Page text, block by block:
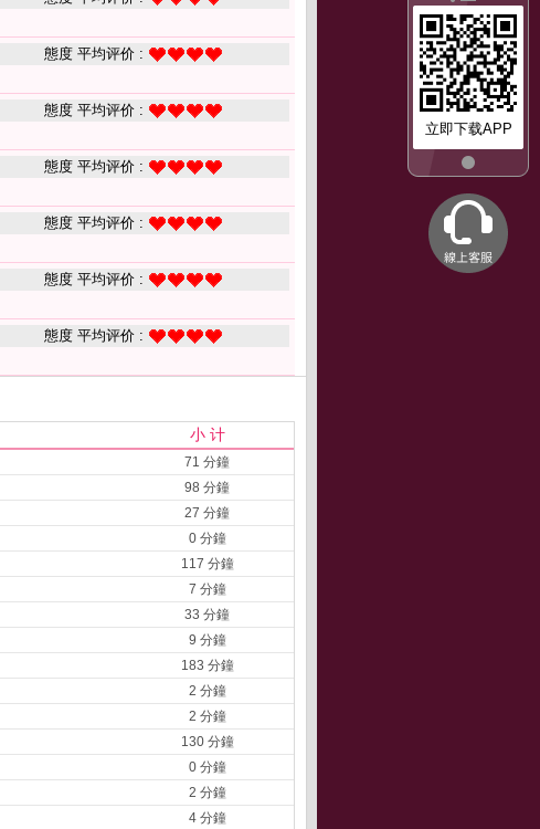
立即下载APP
態度 平均评价 :
態度 平均评价 :
態度 平均评价 :
態度 平均评价 :
態度 平均评价 :
態度 平均评价 :
小 计
71 分鐘
98 分鐘
27 分鐘
0 分鐘
117 分鐘
7 分鐘
33 分鐘
9 分鐘
183 分鐘
2 分鐘
2 分鐘
130 分鐘
0 分鐘
2 分鐘
4 分鐘